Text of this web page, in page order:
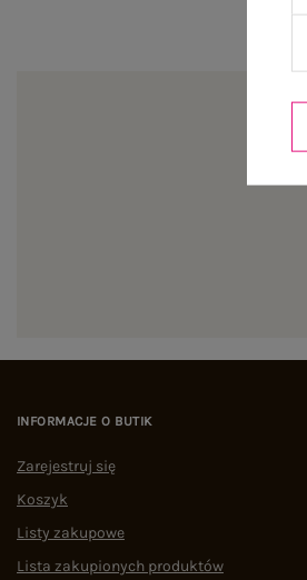
INFORMACJE O BUTIK
Zarejestruj się
Koszyk
Listy zakupowe
Lista zakupionych produktów